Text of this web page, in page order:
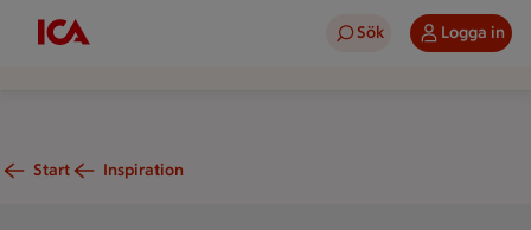
Sök Logga in
Start Inspiration